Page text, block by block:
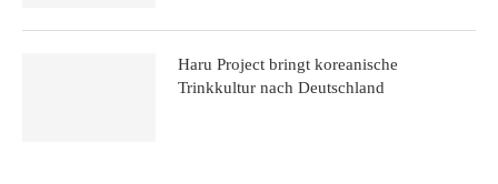
Haru Project bringt koreanische
Trinkkultur nach Deutschland